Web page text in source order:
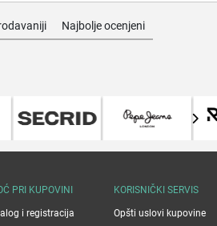
Najbolje ocenjeni
PRI KUPOVINI
i registracija
KORISNIČKI SERVIS
Opšti uslovi kupovine